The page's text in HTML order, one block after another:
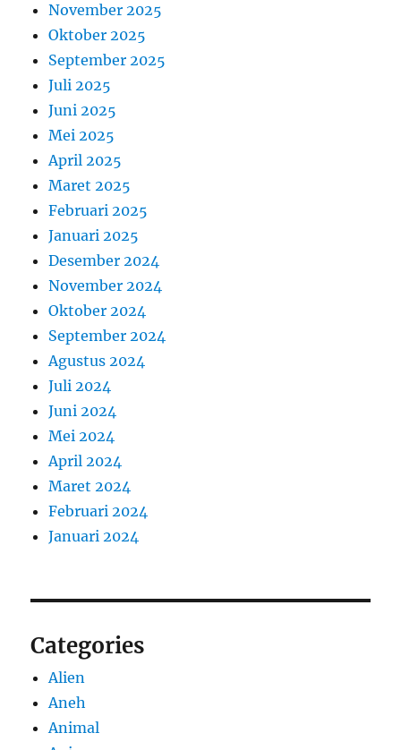
November 2025
Oktober 2025
September 2025
Juli 2025
Juni 2025
Mei 2025
April 2025
Maret 2025
Februari 2025
Januari 2025
Desember 2024
November 2024
Oktober 2024
September 2024
Agustus 2024
Juli 2024
Juni 2024
Mei 2024
April 2024
Maret 2024
Februari 2024
Januari 2024
Categories
Alien
Aneh
Animal